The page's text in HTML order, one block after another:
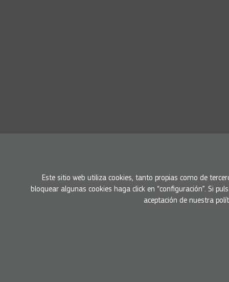
Este sitio web utiliza cookies, tanto propias como de
bloquear algunas cookies haga click en “configuración”. Si
aceptación de nuestra